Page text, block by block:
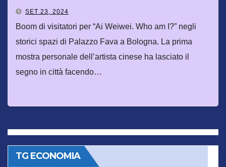
am I?”
SET 23, 2024
Boom di visitatori per “Ai Weiwei. Who am I?” negli
storici spazi di Palazzo Fava a Bologna. La prima
mostra personale dell’artista cinese ha lasciato il
segno in città facendo…
TG ECONOMIA